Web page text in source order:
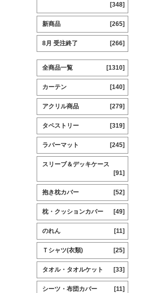
[348]
新商品 [265]
8月 受注終了 [266]
全商品一覧 [1310]
カーテン [140]
アクリル商品 [279]
タペストリー [319]
ラバーマット [245]
スリーブ＆デッキケース
[91]
抱き枕カバー [52]
枕・クッションカバー [49]
のれん [11]
Ｔシャツ(衣類) [25]
タオル・タオルケット [33]
シーツ・布団カバー [11]